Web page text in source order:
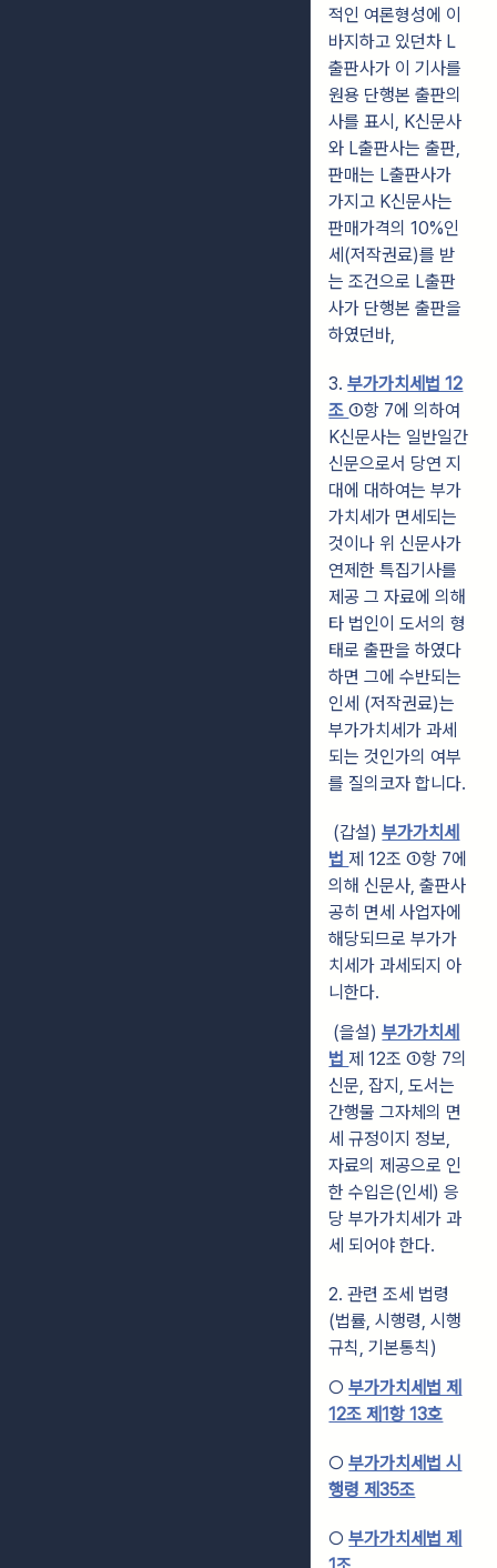
적인 여론형성에 이
바지하고 있던차 L
출판사가 이 기사를
원용 단행본 출판의
사를 표시, K신문사
와 L출판사는 출판,
판매는 L출판사가
가지고 K신문사는
판매가격의 10%인
세(저작권료)를 받
는 조건으로 L출판
사가 단행본 출판을
하였던바,
3.부가가치세법 12
조①항 7에 의하여
K신문사는 일반일간
신문으로서 당연 지
대에 대하여는 부가
가치세가 면세되는
것이나 위 신문사가
연제한 특집기사를
제공 그 자료에 의해
타 법인이 도서의 형
태로 출판을 하였다
하면 그에 수반되는
인세 (저작권료)는
부가가치세가 과세
되는 것인가의 여부
를 질의코자 합니다.
(갑설)부가가치세
법 제 12조 ①항 7에
의해 신문사, 출판사
공히 면세 사업자에
해당되므로 부가가
치세가 과세되지 아
니한다.
(을설)부가가치세
법 제 12조 ①항 7의
신문, 잡지, 도서는
간행물 그자체의 면
세 규정이지 정보,
자료의 제공으로 인
한 수입은(인세) 응
당 부가가치세가 과
세 되어야 한다.
2. 관련 조세 법령
(법률, 시행령, 시행
규칙, 기본통칙)
○부가가치세법 제
12조 제1항 13호
○부가가치세법 시
행령 제35조
○부가가치세법 제